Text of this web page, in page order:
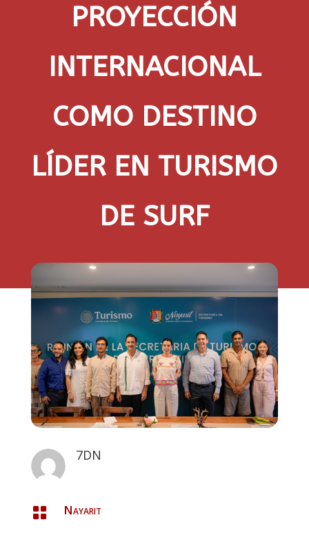
PROYECCIÓN
INTERNACIONAL
COMO DESTINO
LÍDER EN TURISMO
DE SURF
7DN
 Nayarit